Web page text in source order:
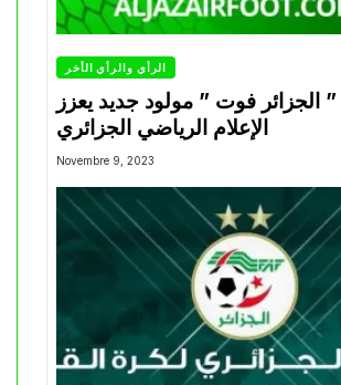
الرأي والرأي الأخر
الجزائر فوت ” مولود جديد يعزز
Novembre 9, 2023